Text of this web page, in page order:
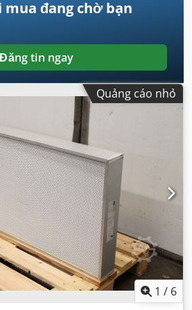
mua đang chờ bạn
Đăng tin ngay
Quảng cáo nhỏ
1 / 6